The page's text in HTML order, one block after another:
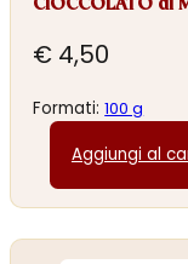
CIOCCOLATO di
€ 4,50
Formati:100 g
Aggiungi al